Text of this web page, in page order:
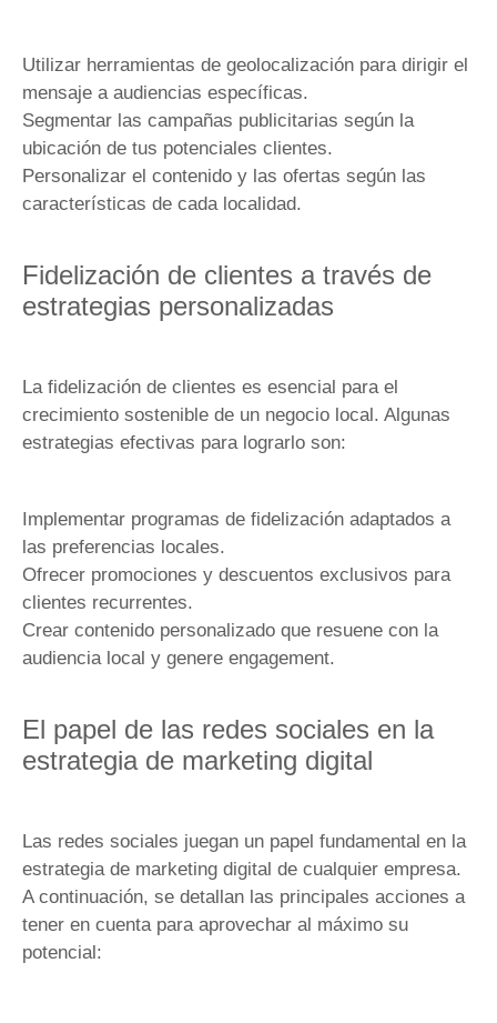
Utilizar herramientas de geolocalización para dirigir el
mensaje a audiencias específicas.
Segmentar las campañas publicitarias según la
ubicación de tus potenciales clientes.
Personalizar el contenido y las ofertas según las
características de cada localidad.
Fidelización de clientes a través de
estrategias personalizadas
La fidelización de clientes es esencial para el
crecimiento sostenible de un negocio local. Algunas
estrategias efectivas para lograrlo son:
Implementar programas de fidelización adaptados a
las preferencias locales.
Ofrecer promociones y descuentos exclusivos para
clientes recurrentes.
Crear contenido personalizado que resuene con la
audiencia local y genere engagement.
El papel de las redes sociales en la
estrategia de marketing digital
Las redes sociales juegan un papel fundamental en la
estrategia de marketing digital de cualquier empresa.
A continuación, se detallan las principales acciones a
tener en cuenta para aprovechar al máximo su
potencial: